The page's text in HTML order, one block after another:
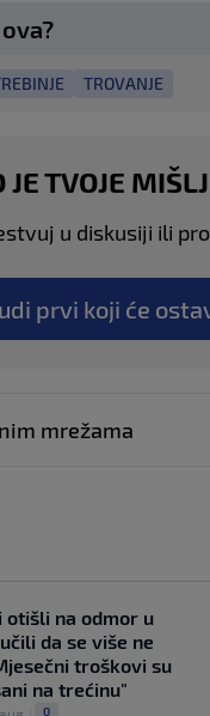
TROVANJE
JE TVOJE
u diskusiji ili
prvi koji će
mrežama
otišli na odmor u
da se više ne
troškovi su
na trećinu"
0